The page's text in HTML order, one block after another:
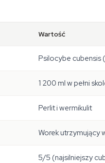
Wartość
Psilocybe cubensis
1 200 ml w pełni
Perlit i wermikulit
Worek utrzymujący
5/5 (najsilniejszy